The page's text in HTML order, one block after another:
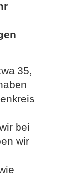
35,
bei
wir